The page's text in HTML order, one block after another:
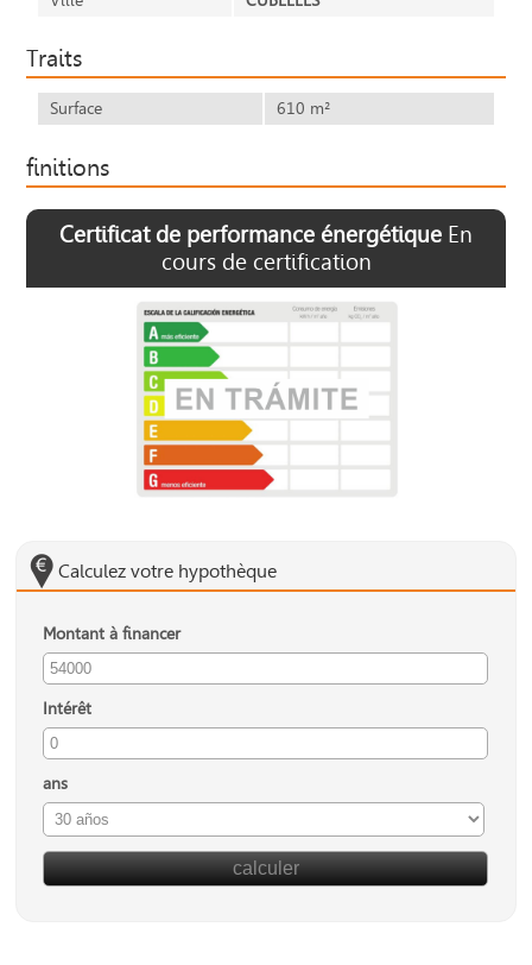
Traits
Surface 610 m²
finitions
Certificat de performance énergétique En
cours de certification
Calculez votre hypothèque
Montant à financer
Intérêt
ans